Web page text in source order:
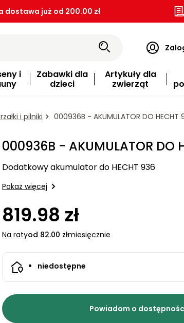
dostawa już od 200.00 zł
i
Zabawki dla
dzieci
Artykuły dla
zwierząt
i pilniki 000936B - AKUMULATOR DO HECHT
000936B - AKUMULATOR DO
Dodatkowy akumulator do HECHT 936
Pokaż więcej
819.98 zł
Na ratyod 82.00 złmiesięcznie
niedostępne
Powiadom o